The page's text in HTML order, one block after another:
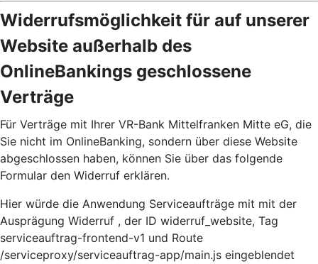
Widerrufsmöglichkeit für auf unserer
Website außerhalb des
OnlineBankings geschlossene
Verträge
Für Verträge mit Ihrer VR-Bank Mittelfranken Mitte eG, die
Sie nicht im OnlineBanking, sondern über diese Website
abgeschlossen haben, können Sie über das folgende
Formular den Widerruf erklären.
Hier würde die Anwendung Serviceaufträge mit mit der
Ausprägung Widerruf , der ID widerruf_website, Tag
serviceauftrag-frontend-v1 und Route
/serviceproxy/serviceauftrag-app/main.js eingeblendet